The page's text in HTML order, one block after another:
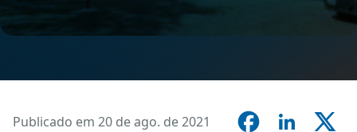
Publicado em 20 de ago. de 2021